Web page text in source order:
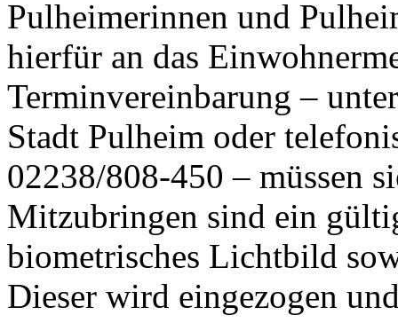
Pulheimerinnen und
hierfür an das
Terminvereinbarung –
Stadt Pulheim oder
02238/808-450 – müssen
Mitzubringen sind ein
biometrisches Lichtbild
Dieser wird eingezogen